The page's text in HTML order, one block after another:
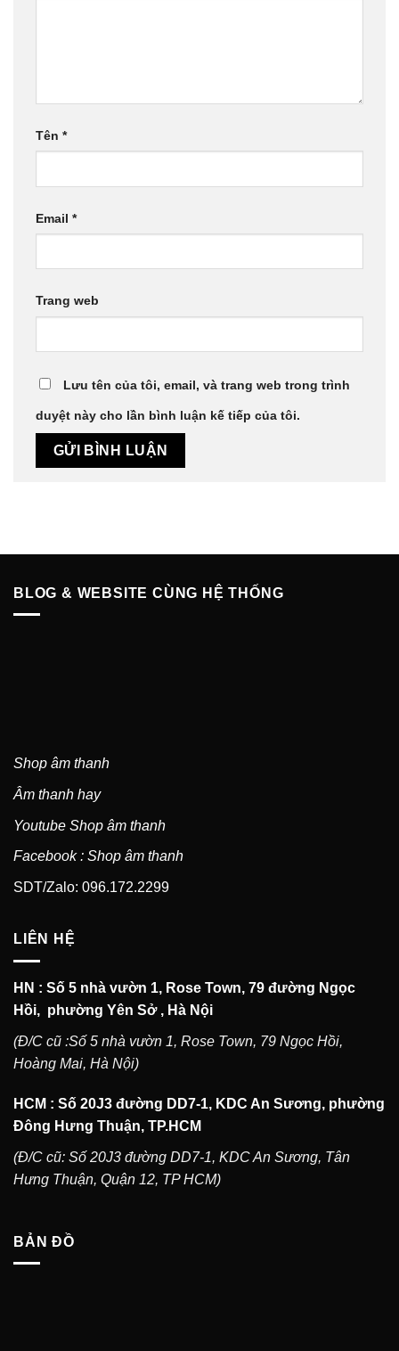
Tên *
Email *
Trang web
Lưu tên của tôi, email, và trang web trong trình
duyệt này cho lần bình luận kế tiếp của tôi.
BLOG & WEBSITE CÙNG HỆ THỐNG
Shop âm thanh
Âm thanh hay
Youtube Shop âm thanh
Facebook : Shop âm thanh
SDT/Zalo: 096.172.2299
LIÊN HỆ
HN : Số 5 nhà vườn 1, Rose Town, 79 đường Ngọc
Hồi, phường Yên Sở , Hà Nội
(Đ/C cũ :Số 5 nhà vườn 1, Rose Town, 79 Ngọc Hồi,
Hoàng Mai, Hà Nội)
HCM : Số 20J3 đường DD7-1, KDC An Sương, phường
Đông Hưng Thuận, TP.HCM
(Đ/C cũ: Số 20J3 đường DD7-1, KDC An Sương, Tân
Hưng Thuận, Quận 12, TP HCM)
BẢN ĐỒ